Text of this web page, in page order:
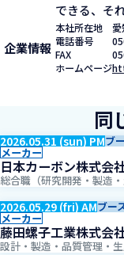
できる、そ
企業情報
本社所在地
電話番号
FAX
ホームページ
同
2026.05.31 (sun) PMブ
メーカー
日本カーボン株式会
総合職（研究開発・製造・
2026.05.29 (fri) AMブー
メーカー
藤田螺子工業株式会
設計・製造・品質管理・